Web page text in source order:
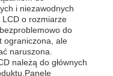
i niezawodnych
o rozmiarze
do
ograniczona, ale
naruszona.
należą do głównych